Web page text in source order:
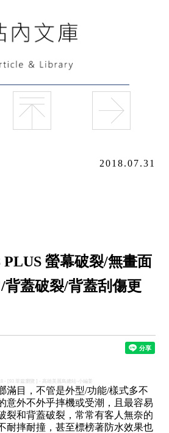
2018.07.31
PLUS 螢幕破裂/無畫面
背蓋破裂/背蓋刮傷更
- [93 單篇瀏覽 ] - 高雄美麗島總站-小編姜
滿目，不管是外型/功能/樣式多不
意外不外乎摔機或受潮，且最容易
裂和背蓋破裂，常常有客人無奈的
耐摔耐撞，甚至標榜著防水效果也